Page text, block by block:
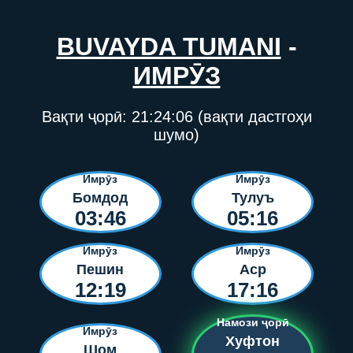
BUVAYDA TUMANI -
ИМРӮЗ
Вақти ҷорӣ: 21:24:06(вақти дастгоҳи
шумо)
Имрӯз
Бомдод
03:46
Имрӯз
Тулуъ
05:16
Имрӯз
Пешин
12:19
Имрӯз
Аср
17:16
Имрӯз
Намози ҷорӣ
Хуфтон